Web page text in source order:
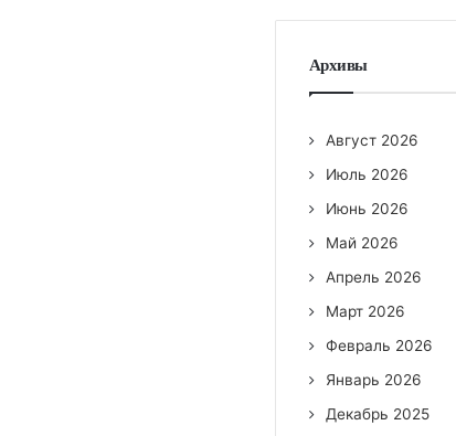
Архивы
Август 2026
Июль 2026
Июнь 2026
Май 2026
Апрель 2026
Март 2026
Февраль 2026
Январь 2026
Декабрь 2025